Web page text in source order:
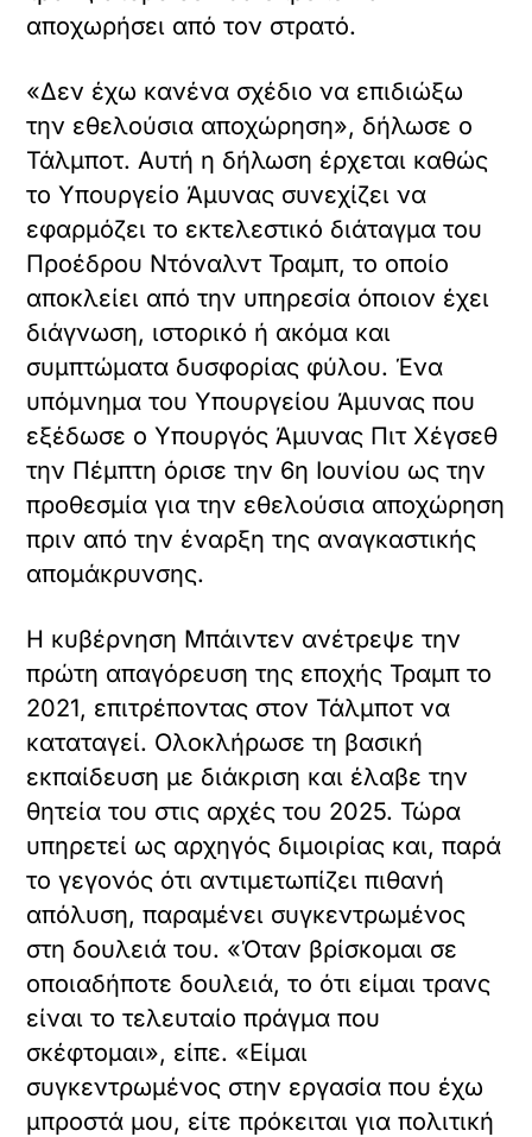
αποχωρήσει από τον στρατό.
«Δεν έχω κανένα σχέδιο να επιδιώξω
την εθελούσια αποχώρηση», δήλωσε ο
Τάλμποτ. Αυτή η δήλωση έρχεται καθώς
το Υπουργείο Άμυνας συνεχίζει να
εφαρμόζει το εκτελεστικό διάταγμα του
Προέδρου Ντόναλντ Τραμπ, το οποίο
αποκλείει από την υπηρεσία όποιον έχει
διάγνωση, ιστορικό ή ακόμα και
συμπτώματα δυσφορίας φύλου. Ένα
υπόμνημα του Υπουργείου Άμυνας που
εξέδωσε ο Υπουργός Άμυνας Πιτ Χέγσεθ
την Πέμπτη όρισε την 6η Ιουνίου ως την
προθεσμία για την εθελούσια αποχώρηση
πριν από την έναρξη της αναγκαστικής
απομάκρυνσης.
Η κυβέρνηση Μπάιντεν ανέτρεψε την
πρώτη απαγόρευση της εποχής Τραμπ το
2021, επιτρέποντας στον Τάλμποτ να
καταταγεί. Ολοκλήρωσε τη βασική
εκπαίδευση με διάκριση και έλαβε την
θητεία του στις αρχές του 2025. Τώρα
υπηρετεί ως αρχηγός διμοιρίας και, παρά
το γεγονός ότι αντιμετωπίζει πιθανή
απόλυση, παραμένει συγκεντρωμένος
στη δουλειά του. «Όταν βρίσκομαι σε
οποιαδήποτε δουλειά, το ότι είμαι τρανς
είναι το τελευταίο πράγμα που
σκέφτομαι», είπε. «Είμαι
συγκεντρωμένος στην εργασία που έχω
μπροστά μου, είτε πρόκειται για πολιτική